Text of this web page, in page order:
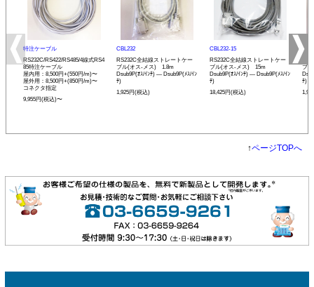
特注ケーブル
RS232C/RS422/RS485/4線式RS4
85特注ケーブル
屋内用：8,500円+(550円/m)〜
屋外用：8,500円+(850円/m)〜
コネクタ指定
9,955円(税込)〜
CBL232
RS232C全結線ストレートケー
ブル(オス-メス) 1.8m
Dsub9P(ｵｽ/ｲﾝﾁ) ― Dsub9P(ﾒｽ/ｲﾝ
ﾁ)
1,925円(税込)
CBL232-15
RS232C全結線ストレートケー
ブル(オス-メス) 15m
Dsub9P(ｵｽ/ｲﾝﾁ) ― Dsub9P(ﾒｽ/ｲﾝ
ﾁ)
18,425円(税込)
ブ
ﾁ)
↑ページTOPへ